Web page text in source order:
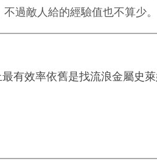
過敵人給的經驗值也不算少
有效率依舊是找流浪金屬史